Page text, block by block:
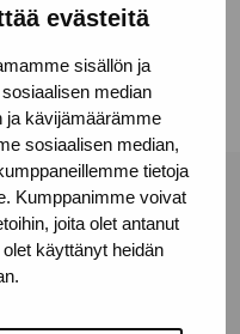
evästeitä
sisällön ja
median
ja kävijämäärämme
sosiaalisen median,
tietoja
Kumppanimme voivat
joita olet antanut
käyttänyt heidän